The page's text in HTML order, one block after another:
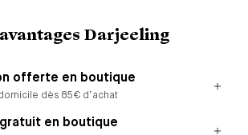
Darjeeling
offerte en boutique
dès 85€ d’achat
en boutique